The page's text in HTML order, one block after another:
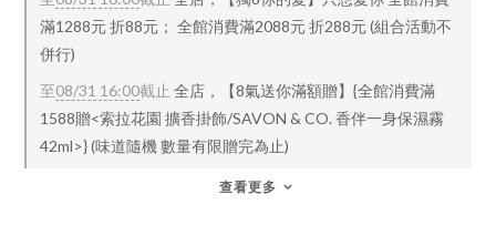
滿1288元 折88元； 全館消費滿2088元 折288元 (組合活動不
併行)
至08/31 16:00截止 全店，【8氣送你滿額贈】{全館消費滿
1588贈<索拉花園 擴香掛飾/SAVON & CO. 香伴一身保濕霧
42ml>} (味道隨機 數量有限贈完為止)
查看更多